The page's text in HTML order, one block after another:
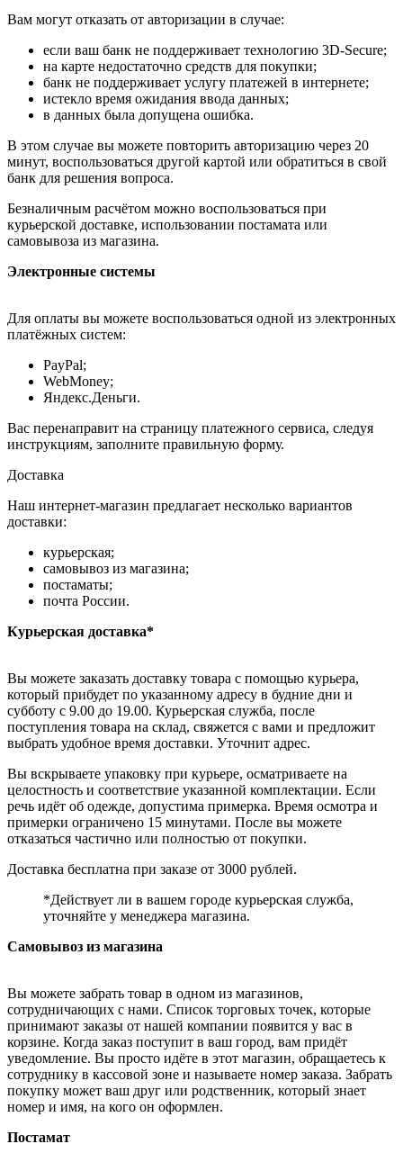
Вам могут отказать от авторизации в случае:
если ваш банк не поддерживает технологию 3D-Secure;
на карте недостаточно средств для покупки;
банк не поддерживает услугу платежей в интернете;
истекло время ожидания ввода данных;
в данных была допущена ошибка.
В этом случае вы можете повторить авторизацию через 20
минут, воспользоваться другой картой или обратиться в свой
банк для решения вопроса.
Безналичным расчётом можно воспользоваться при
курьерской доставке, использовании постамата или
самовывоза из магазина.
Электронные системы
Для оплаты вы можете воспользоваться одной из электронных
платёжных систем:
PayPal;
WebMoney;
Яндекс.Деньги.
Вас перенаправит на страницу платежного сервиса, следуя
инструкциям, заполните правильную форму.
Доставка
Наш интернет-магазин предлагает несколько вариантов
доставки:
курьерская;
самовывоз из магазина;
постаматы;
почта России.
Курьерская доставка*
Вы можете заказать доставку товара с помощью курьера,
который прибудет по указанному адресу в будние дни и
субботу с 9.00 до 19.00. Курьерская служба, после
поступления товара на склад, свяжется с вами и предложит
выбрать удобное время доставки. Уточнит адрес.
Вы вскрываете упаковку при курьере, осматриваете на
целостность и соответствие указанной комплектации. Если
речь идёт об одежде, допустима примерка. Время осмотра и
примерки ограничено 15 минутами. После вы можете
отказаться частично или полностью от покупки.
Доставка бесплатна при заказе от 3000 рублей.
*Действует ли в вашем городе курьерская служба,
уточняйте у менеджера магазина.
Самовывоз из магазина
Вы можете забрать товар в одном из магазинов,
сотрудничающих с нами. Список торговых точек, которые
принимают заказы от нашей компании появится у вас в
корзине. Когда заказ поступит в ваш город, вам придёт
уведомление. Вы просто идёте в этот магазин, обращаетесь к
сотруднику в кассовой зоне и называете номер заказа. Забрать
покупку может ваш друг или родственник, который знает
номер и имя, на кого он оформлен.
Постамат